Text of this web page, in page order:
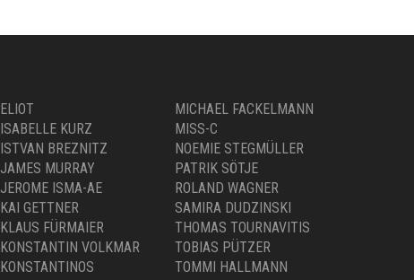
ELIOT
ISABELLE KURZ
ISTVAN BREZNITZ
JAMES MURRAY
JEROME ISMA-AE
KAI GETTNER
KLAUS FÜRMAIER
KONSTANTIN VOLKMAR
KONSTANTINOS
MICHAEL FACKELMANN
MISS-C
NOEMIE STEGMÜLLER
PATRIK SÖTJE
ROLAND WAGNER
SAMIRA DUDZINSKI
THOMAS TOURNAVITIS
TOBIAS PÜTZER
TOMMI HALLMANN